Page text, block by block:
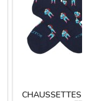
CHAUSSETTES